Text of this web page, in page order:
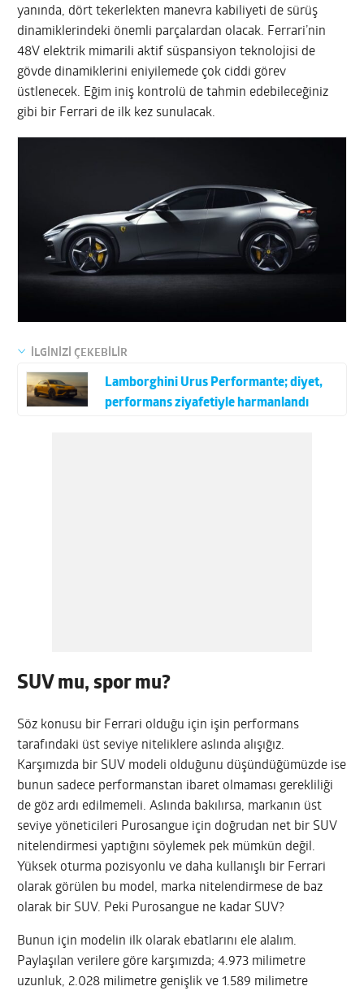
yanında, dört tekerlekten manevra kabiliyeti de sürüş
dinamiklerindeki önemli parçalardan olacak. Ferrari’nin
48V elektrik mimarili aktif süspansiyon teknolojisi de
gövde dinamiklerini eniyilemede çok ciddi görev
üstlenecek. Eğim iniş kontrolü de tahmin edebileceğiniz
gibi bir Ferrari de ilk kez sunulacak.
İLGİNİZİ ÇEKEBİLİR
Lamborghini Urus Performante; diyet,
performans ziyafetiyle harmanlandı
SUV mu, spor mu?
Söz konusu bir Ferrari olduğu için işin performans
tarafındaki üst seviye niteliklere aslında alışığız.
Karşımızda bir SUV modeli olduğunu düşündüğümüzde ise
bunun sadece performanstan ibaret olmaması gerekliliği
de göz ardı edilmemeli. Aslında bakılırsa, markanın üst
seviye yöneticileri Purosangue için doğrudan net bir SUV
nitelendirmesi yaptığını söylemek pek mümkün değil.
Yüksek oturma pozisyonlu ve daha kullanışlı bir Ferrari
olarak görülen bu model, marka nitelendirmese de baz
olarak bir SUV. Peki Purosangue ne kadar SUV?
Bunun için modelin ilk olarak ebatlarını ele alalım.
Paylaşılan verilere göre karşımızda; 4.973 milimetre
uzunluk, 2.028 milimetre genişlik ve 1.589 milimetre